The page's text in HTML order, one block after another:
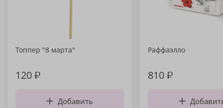
Топпер "8 марта"
120₽
Добавить
Раффаэлло
810₽